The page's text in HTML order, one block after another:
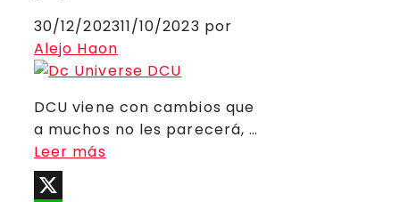
30/12/202311/10/2023 por
Alejo Haon
DCU viene con cambios que
a muchos no les parecerá, …
Leer más